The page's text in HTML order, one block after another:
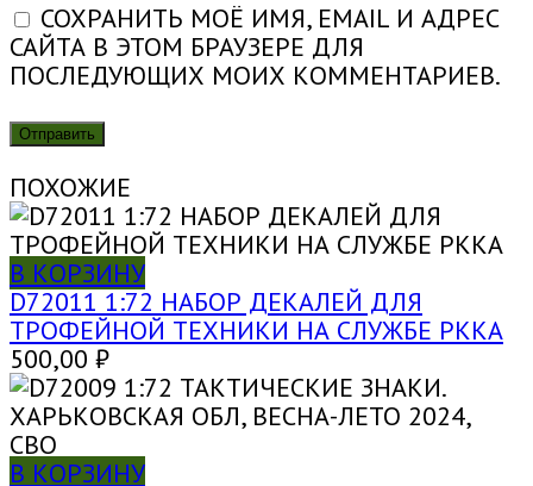
СОХРАНИТЬ МОЁ ИМЯ, EMAIL И АДРЕС
САЙТА В ЭТОМ БРАУЗЕРЕ ДЛЯ
ПОСЛЕДУЮЩИХ МОИХ КОММЕНТАРИЕВ.
ПОХОЖИЕ
В КОРЗИНУ
D72011 1:72 НАБОР ДЕКАЛЕЙ ДЛЯ
ТРОФЕЙНОЙ ТЕХНИКИ НА СЛУЖБЕ РККА
500,00 ₽
В КОРЗИНУ